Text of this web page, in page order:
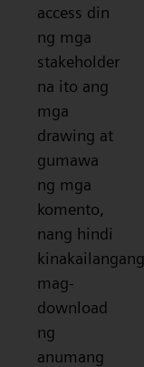
access din
ng mga
stakeholder
na ito ang
mga
drawing at
gumawa
ng mga
komento,
nang hindi
kinakailangang
mag-
download
ng
anumang